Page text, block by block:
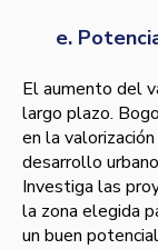
e.
El aumento del
largo plazo.
en la
desarrollo
Investiga las
la zona elegida
un buen